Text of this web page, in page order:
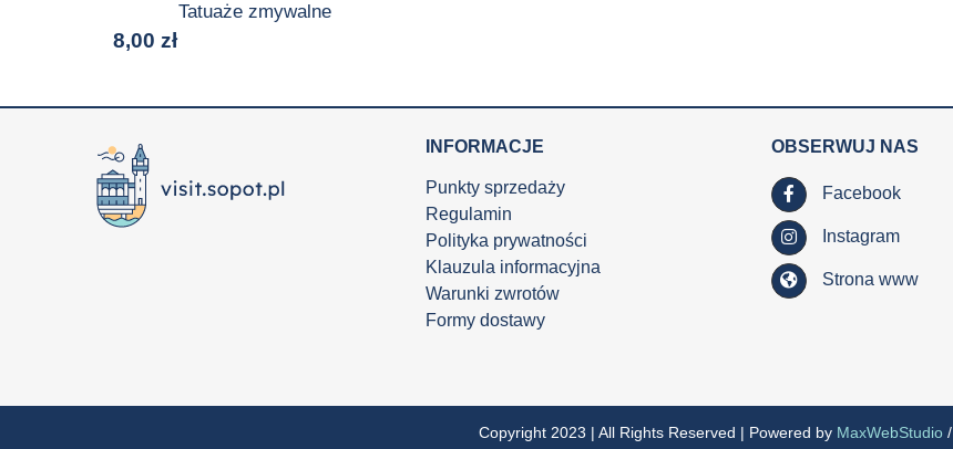
Tatuaże zmywalne
8,00 zł
INFORMACJE
Punkty sprzedaży
Regulamin
Polityka prywatności
Klauzula informacyjna
Warunki zwrotów
Formy dostawy
OBSERWUJ NAS
Facebook
Instagram
Strona www
Copyright 2023 | All Rights Reserved | Powered by MaxWebStudio/